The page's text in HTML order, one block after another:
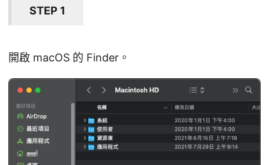
STEP 1
開啟 macOS 的 Finder。